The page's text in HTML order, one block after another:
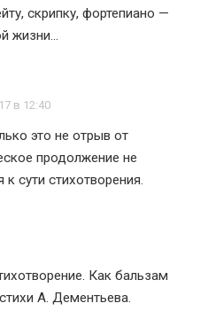
скрипку, фортепиано —
жизни…
в 12:40
это не отрыв от
продолжение не
сути стихотворения.
Как бальзам
А. Дементьева.